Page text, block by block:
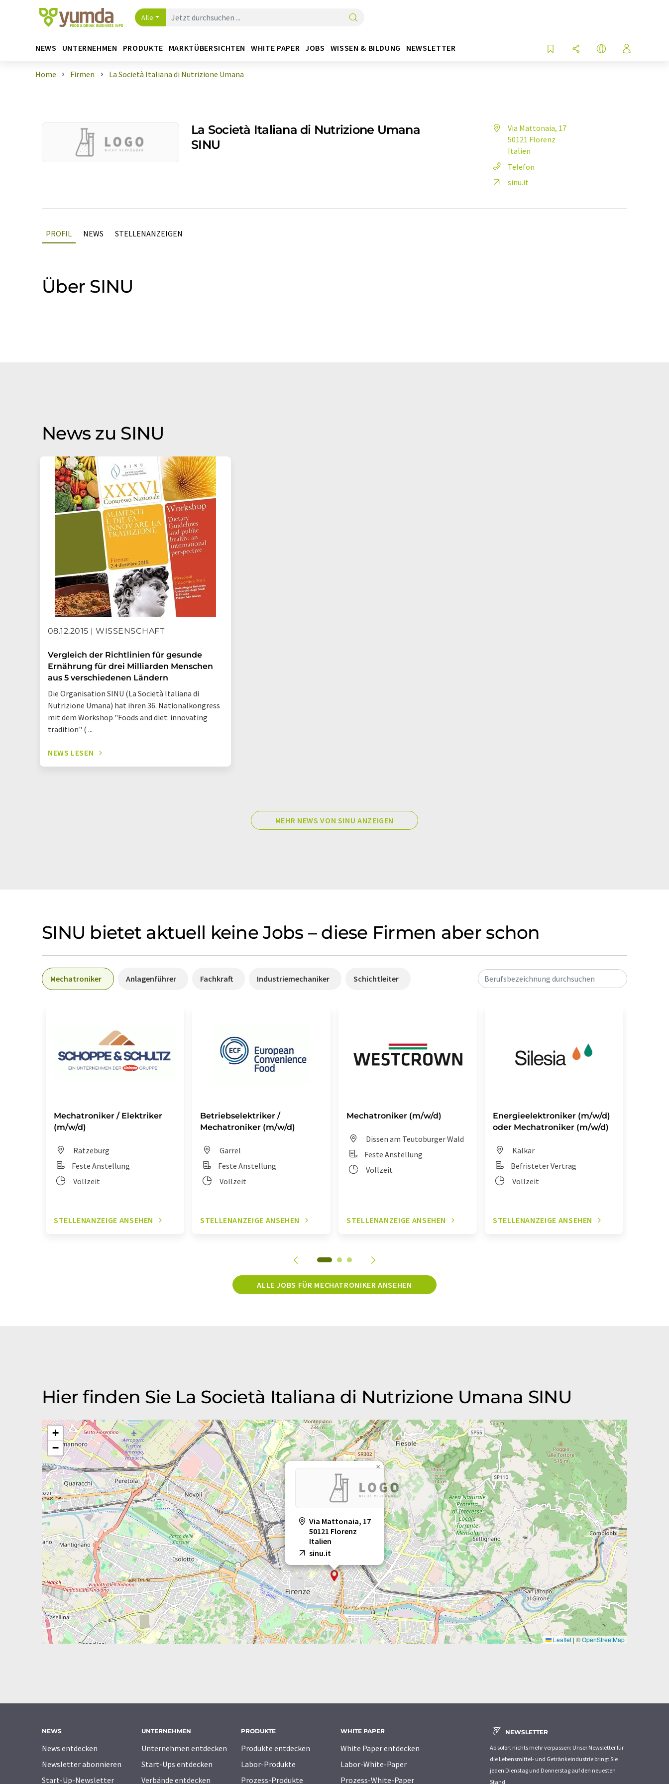
Alle
NEWS UNTERNEHMEN PRODUKTE MARKTÜBERSICHTEN WHITE PAPER JOBS WISSEN & BILDUNG NEWSLETTER
Home Firmen La Società Italiana di Nutrizione Umana
La Società Italiana di Nutrizione Umana
SINU
Via Mattonaia, 17
50121 Florenz
Italien
Telefon
sinu.it
PROFIL NEWS STELLENANZEIGEN
Über SINU
News zu SINU
08.12.2015 | WISSENSCHAFT
Vergleich der Richtlinien für gesunde
Ernährung für drei Milliarden Menschen
aus 5 verschiedenen Ländern
Die Organisation SINU (La Società Italiana di
Nutrizione Umana) hat ihren 36. Nationalkongress
mit dem Workshop "Foods and diet: innovating
tradition" ( ...
NEWS LESEN
MEHR NEWS VON SINU ANZEIGEN
SINU bietet aktuell keine Jobs – diese Firmen aber schon
Mechatroniker Anlagenführer Fachkraft Industriemechaniker Schichtleiter Berufsbezeichnung durchsuchen
Mechatroniker / Elektriker
(m/w/d)
Ratzeburg
Feste Anstellung
Vollzeit
STELLENANZEIGE ANSEHEN
Betriebselektriker /
Mechatroniker (m/w/d)
Garrel
Feste Anstellung
Vollzeit
STELLENANZEIGE ANSEHEN
Mechatroniker (m/w/d)
Dissen am Teutoburger Wald
Feste Anstellung
Vollzeit
STELLENANZEIGE ANSEHEN
Energieelektroniker (m/w/d)
oder Mechatroniker (m/w/d)
Kalkar
Befristeter Vertrag
Vollzeit
STELLENANZEIGE ANSEHEN
ALLE JOBS FÜR MECHATRONIKER ANSEHEN
Hier finden Sie La Società Italiana di Nutrizione Umana SINU
Via Mattonaia, 17
50121 Florenz
Italien
sinu.it
×
+
−
Leaflet | ©OpenStreetMap
NEWS
News entdecken
Newsletter abonnieren
Start-Up-Newsletter
UNTERNEHMEN
Unternehmen entdecken
Start-Ups entdecken
Verbände entdecken
PRODUKTE
Produkte entdecken
Labor-Produkte
Prozess-Produkte
WHITE PAPER
White Paper entdecken
Labor-White-Paper
Prozess-White-Paper
NEWSLETTER
Ab sofort nichts mehr verpassen: Unser Newsletter für
die Lebensmittel- und Getränkeindustrie bringt Sie
jeden Dienstag und Donnerstag auf den neuesten
Stand.